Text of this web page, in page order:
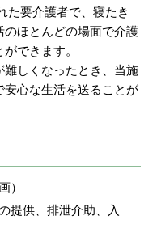
た要介護者で、寝たき
のほとんどの場面で介護
できます。
しくなったとき、当施
心な生活を送ることが
）
提供、排泄介助、入